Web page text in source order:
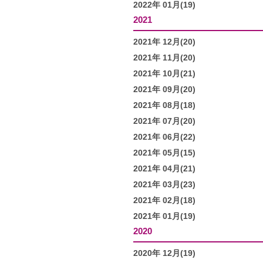
2022年 01月(19)
2021
2021年 12月(20)
2021年 11月(20)
2021年 10月(21)
2021年 09月(20)
2021年 08月(18)
2021年 07月(20)
2021年 06月(22)
2021年 05月(15)
2021年 04月(21)
2021年 03月(23)
2021年 02月(18)
2021年 01月(19)
2020
2020年 12月(19)